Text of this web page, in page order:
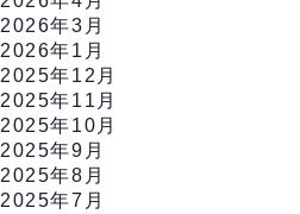
2026年3月
2026年1月
2025年12月
2025年11月
2025年10月
2025年9月
2025年8月
2025年7月